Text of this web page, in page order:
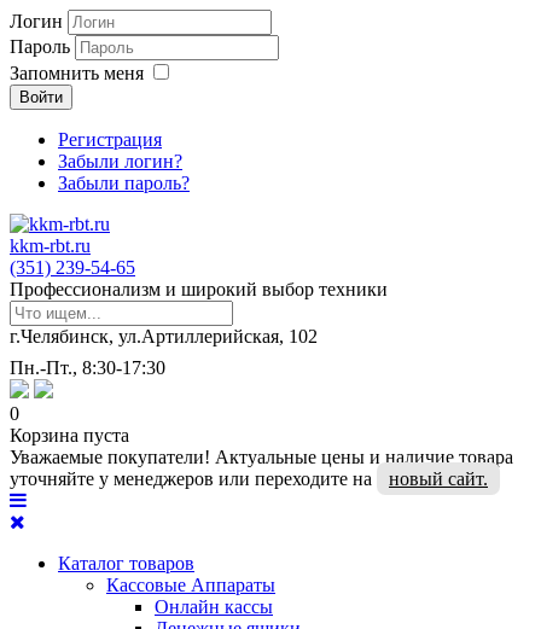
Логин
Пароль
Запомнить меня
Войти
Регистрация
Забыли логин?
Забыли пароль?
kkm-rbt.ru
(351) 239-54-65
Профессионализм и широкий выбор техники
г.Челябинск, ул.Артиллерийская, 102
Пн.-Пт., 8:30-17:30
0
Корзина пуста
Уважаемые покупатели! Актуальные цены и наличие товара
уточняйте у менеджеров или переходите на
новый сайт.
Каталог товаров
Кассовые Аппараты
Онлайн кассы